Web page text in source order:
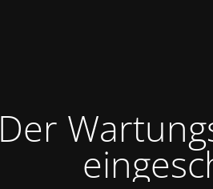
Der